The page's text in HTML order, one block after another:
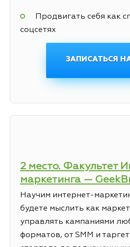
Продвигать себя как
соцсетях
ЗАПИСАТЬСЯ
2 место. Факультет
маркетинга —
Научим интернет-
будете мыслить как
управлять кампаниями
форматов, от SMM и